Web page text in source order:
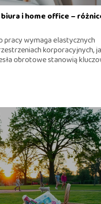
i home office –
pracy wymaga elastycznych
korporacyjnych,
obrotowe stanowią